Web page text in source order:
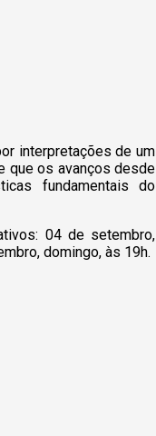
interpretações de um
que os avanços desde
fundamentais do
04 de setembro,
domingo, às 19h.